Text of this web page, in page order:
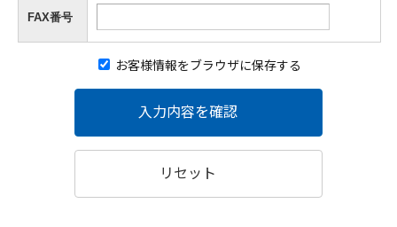
FAX番号
お客様情報をブラウザに保存する
入力内容を確認
リセット